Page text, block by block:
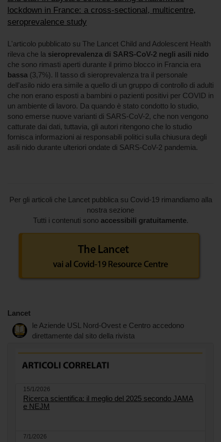
lockdown in France: a cross-sectional, multicentre,
seroprevalence study
L'articolo pubblicato su The Lancet Child and Adolescent Health
rileva che la sieroprevalenza di SARS-CoV-2 negli asili nido
che sono rimasti aperti durante il primo blocco in Francia era
bassa (3,7%). Il tasso di sieroprevalenza tra il personale
dell'asilo nido era simile a quello di un gruppo di controllo di adulti
che non erano esposti a bambini o pazienti positivi per COVID in
un ambiente di lavoro. Da quando è stato condotto lo studio,
sono emerse nuove varianti di SARS-CoV-2, che non vengono
catturate dai dati, tuttavia, gli autori ritengono che lo studio
fornisca informazioni ai responsabili politici sulla chiusura degli
asili nido durante ulteriori ondate di SARS-CoV-2 pandemia.
Per gli articoli che Lancet pubblica su Covid-19 rimandiamo alla
nostra sezione
Tutti i contenuti sono accessibili gratuitamente.
Lancet
le Aziende USL Nord-Ovest e Centro accedono
direttamente dal sito della rivista
15/1/2026
Ricerca scientifica: il meglio del 2025 secondo JAMA
e NEJM
7/1/2026